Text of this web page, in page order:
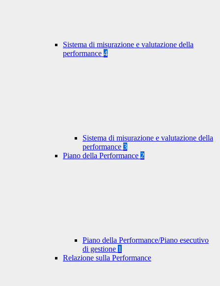
Sistema di misurazione e valutazione della
performance 4
Sistema di misurazione e valutazione della
performance 3
Piano della Performance 2
Piano della Performance/Piano esecutivo
di gestione 1
Relazione sulla Performance